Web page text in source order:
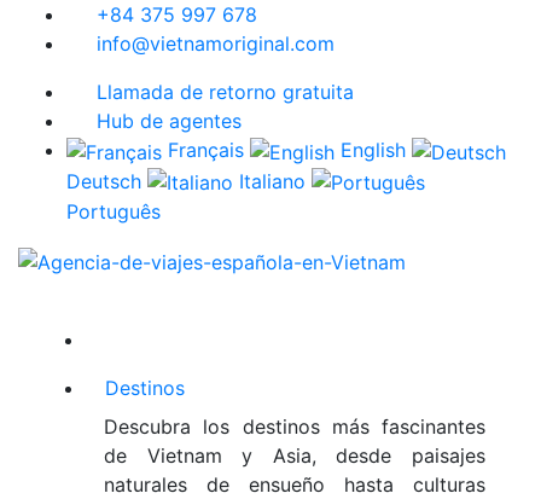
+84 375 997 678
info@vietnamoriginal.com
Llamada de retorno gratuita
Hub de agentes
Français
English
Deutsch
Italiano
Português
Destinos
Descubra los destinos más fascinantes
de Vietnam y Asia, desde paisajes
naturales de ensueño hasta culturas